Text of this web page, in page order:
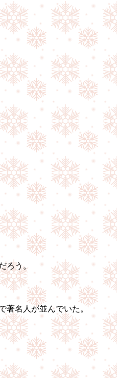
ろう。
著名人が並んでいた。